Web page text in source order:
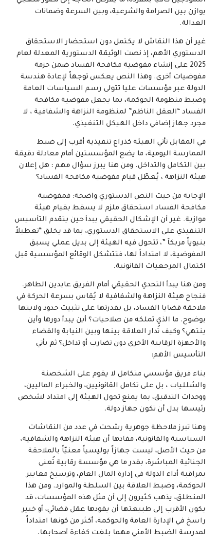
يوازن بين الصرامة والشرعية، وبين السرعة وضمانات
العدالة.
غير أن هذا النقاش لا يكتمل دون استحضار الاستحقاق
الدستوري الأهم، إذ نصت الوثيقة الدستورية المعدلة لعام
2025 على إنشاء مفوضية مكافحة الفساد ضمن حزمة
مفوضيات أخرى. وهذا النص يعكس توجهاً لإعادة هندسة
الدولة عبر مؤسسات عليا تتولى رسم السياسات العامة
وضبط منظومة الحوكمة، بما يجعل مفوضية مكافحة
الفساد “العقل الناظم” لمنظومة النزاهة والشفافية ، لا
مجرد جهاز إضافي داخل الهيكل التنفيذي.
في المقابل تأتي الهيئة كذراع تنفيذية أقرب إلى ضبط
الممارسة اليومية، ما يضع المؤسستين أمام معادلة دقيقة
بين التكامل والتداخل. ومن هنا يبرز سؤال مهم : هل إعلان
هيئة النزاهة ، يُعطّل قيام مفوضية مكافحة الفساد؟
الإجابة من حيث النص الدستوري واضحة: فمفوضية
مكافحة الفساد استحقاق ملزم لا يسقط بقيام هيئة
موازية. غير أن الإشكال الحقيقي يبدأ حين يتقدم التأسيس
التنفيذي على الاستحقاق الدستوري، بما قد يخلق “تعطيلاً
بنيوياً مربكآ ”، تتحول فيه الهيئة إلى بديل عملي يسبق
المفوضية، لا امتداداً لها، فتتشكل الوقائع المؤسسية قبل
اكتمال المرجعيات القانونية.
ومن هنا يبدأ التحدي الحقيقي أمام الفريق عابدين الطاهر.
فنجاح هيئة النزاهة والشفافية لا يُقاس بسرعة الحركة في
ملاحقة قضايا الفساد، بل بقدرتها على تثبيت حدود ولايتها
بوضوح. ما الذي تملكه من صلاحيات؟ أين يبدأ دورها وأين
ينتهي؟ وكيف تُدار العلاقة بينها وبين النيابة والقضاء
والأجهزة الرقابية الأخرى دون تضارب أو تداخل؟ ثم يأتي
التأسيس الأهم:
بناء فريق مؤسسي متكامل لا يقوم على الشخصنة
والشلليات ، بل على تكامل القانونيين، والخبراء الماليين،
ووحدات التدقيق، بما يمنع تحول الهيئة إلى امتداد لشخص
رئيسها بدل أن تكون جهاز دولة.
وهنا تبرز ملاحظة جوهرية رشحت في عدد من النقاشات
السياسية والقانونية، مفادها أن هيئة النزاهة والشفافية،
من حيث الأصل، ليست جهازاً بوليسياً معنيّاً بالملاحقة
الجنائية المباشرة، بقدر ما هي مؤسسة رقابية تُعنى
بمراقبة أداء الدولة في إدارة المال العام، وترسيخ معايير
الحوكمة، وضبط العلاقة بين السلطة والموارد. ومن هذا
المنطلق، يذهب كثيرون إلى أن مثل هذه المؤسسات، قد
يكون الأقرب إلى طبيعتها أن يقودها عقل قضائي، أو خبير
راسخ في الإدارة العامة والحوكمة، أكثر من كونها امتداداً
لمدرسة الضبط الأمني مهما بلغت كفاءة أصحابها.